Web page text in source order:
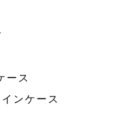
ース
ンケース